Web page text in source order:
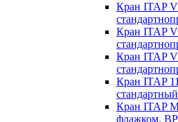
Кран ITAP
Кран ITAP
Кран ITAP
Кран ITAP
Кран ITAP
флажком,